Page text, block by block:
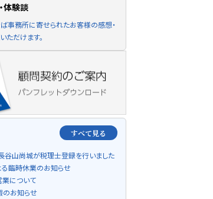
体験談
事務所に寄せられたお客様の感想・
ただけます。
すべて見る
谷山尚城が税理士登録を行いました
臨時休業のお知らせ
について
のお知らせ